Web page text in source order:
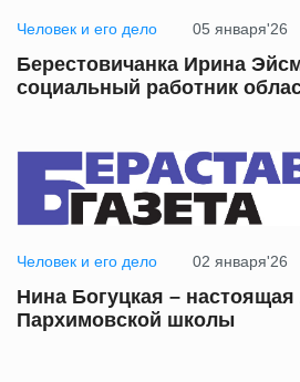
Человек и его дело 05 января'26
Берестовичанка Ирина
социальный работник
Человек и его дело 02 января'26
Нина Богуцкая – настоящая
Пархимовской школы